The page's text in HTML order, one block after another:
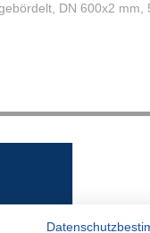
DN 600x2